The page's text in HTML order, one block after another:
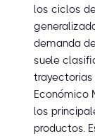
los ciclos
demanda
suele
trayectorias
Económico
los
productos.